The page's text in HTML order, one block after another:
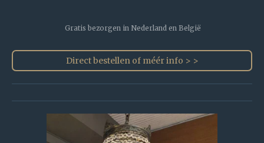
Gratis bezorgen in Nederland en België
Direct bestellen of méér info > >